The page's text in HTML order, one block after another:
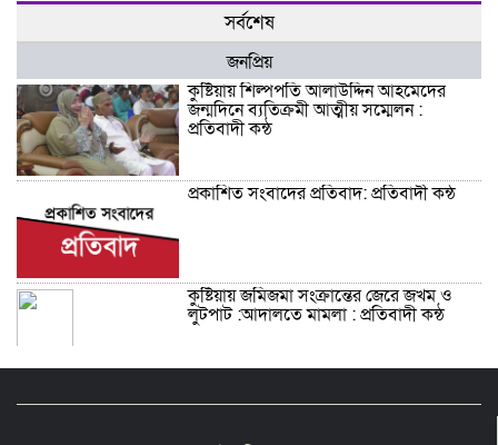
সর্বশেষ
জনপ্রিয়
কুষ্টিয়ায় শিল্পপতি আলাউদ্দিন আহমেদের
জন্মদিনে ব্যতিক্রমী আত্মীয় সম্মেলন :
প্রতিবাদী কন্ঠ
প্রকাশিত সংবাদের প্রতিবাদ: প্রতিবাদী কন্ঠ
কুষ্টিয়ায় জমিজমা সংক্রান্তের জেরে জখম ও
লুটপাট :আদালতে মামলা : প্রতিবাদী কন্ঠ